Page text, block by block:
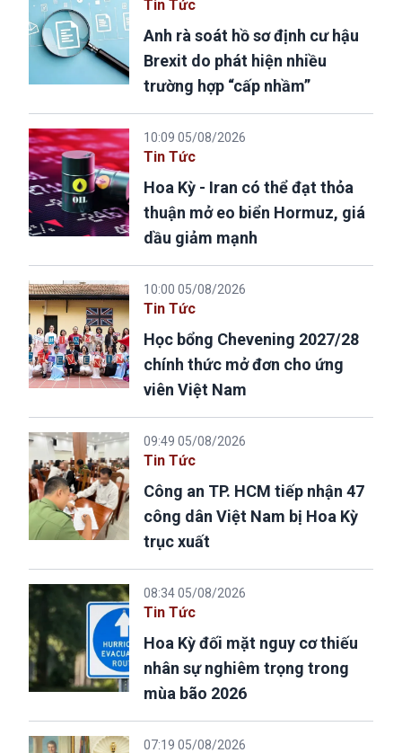
Tin Tức
Anh rà soát hồ sơ định cư hậu
Brexit do phát hiện nhiều
trường hợp “cấp nhầm”
10:09 05/08/2026
Tin Tức
Hoa Kỳ - Iran có thể đạt thỏa
thuận mở eo biển Hormuz, giá
dầu giảm mạnh
10:00 05/08/2026
Tin Tức
Học bổng Chevening 2027/28
chính thức mở đơn cho ứng
viên Việt Nam
09:49 05/08/2026
Tin Tức
Công an TP. HCM tiếp nhận 47
công dân Việt Nam bị Hoa Kỳ
trục xuất
08:34 05/08/2026
Tin Tức
Hoa Kỳ đối mặt nguy cơ thiếu
nhân sự nghiêm trọng trong
mùa bão 2026
07:19 05/08/2026